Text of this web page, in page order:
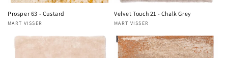
Prosper 63 - Custard
Verkoper:
MART VISSER
Velvet Touch 21 - Chalk Grey
Verkoper:
MART VISSER